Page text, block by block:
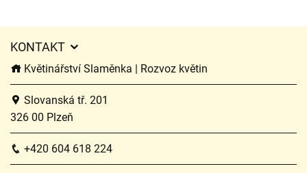
KONTAKT
Květinářství Slaměnka | Rozvoz květin
Slovanská tř. 201
326 00 Plzeň
+420 604 618 224